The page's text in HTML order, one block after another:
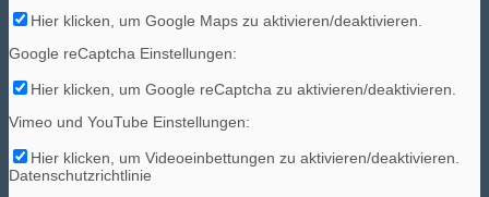
Hier klicken, um Google Maps zu aktivieren/deaktivieren.
Google reCaptcha Einstellungen:
Hier klicken, um Google reCaptcha zu aktivieren/deaktivieren.
Vimeo und YouTube Einstellungen:
Hier klicken, um Videoeinbettungen zu aktivieren/deaktivieren.
Datenschutzrichtlinie